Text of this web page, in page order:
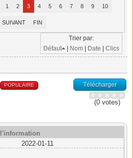
1 2 3 4 5 6 7 8 9 10
SUIVANT FIN
Trier par:
Défaut
| Nom | Date | Clics
POPULAIRE Télécharger
(0 votes)
l'information
2022-01-11